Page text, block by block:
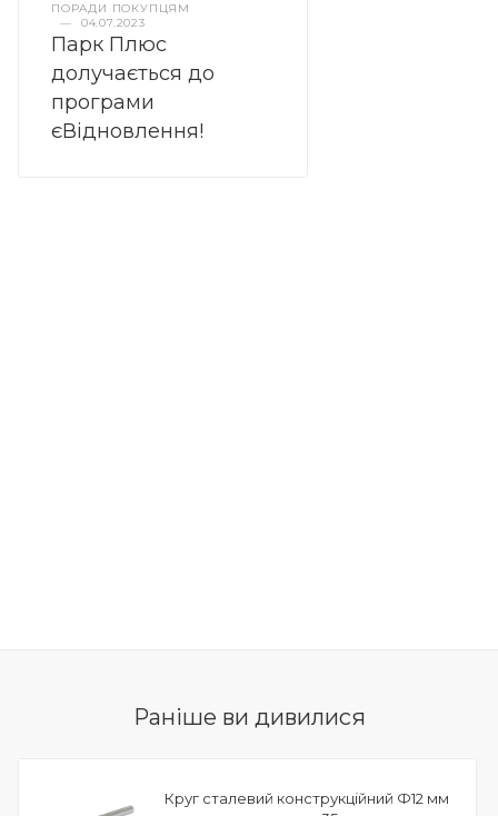
ПОРАДИ ПОКУПЦЯМ
—
04.07.2023
Парк Плюс
долучається до
програми
єВідновлення!
Раніше ви дивилися
Круг сталевий конструкційний Ф12 мм